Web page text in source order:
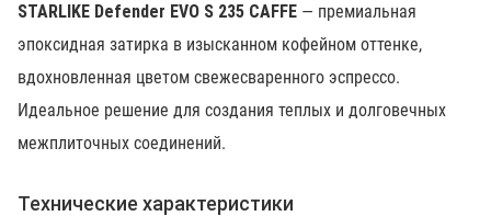
STARLIKE Defender EVO S 235 CAFFE — премиальная
эпоксидная затирка в изысканном кофейном оттенке,
вдохновленная цветом свежесваренного эспрессо.
Идеальное решение для создания теплых и долговечных
межплиточных соединений.
Технические характеристики